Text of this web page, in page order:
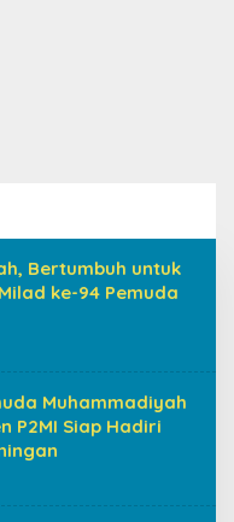
Bertumbuh untuk
ke-94 Pemuda
Muhammadiyah
P2MI Siap Hadiri